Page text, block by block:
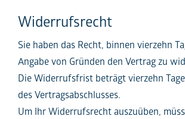
Widerrufsrecht
Sie haben das Recht, binnen vierzehn
Angabe von Gründen den Vertrag zu
Die Widerrufsfrist beträgt vierzehn
des Vertragsabschlusses.
Um Ihr Widerrufsrecht auszuüben,